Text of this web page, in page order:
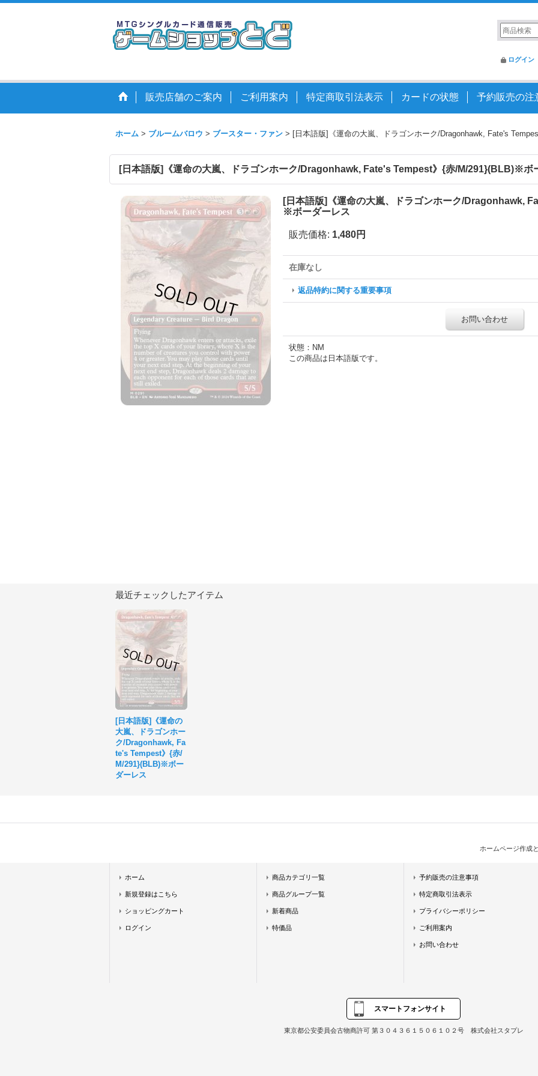
ログイン
販売店舗のご案内 ご利用案内 特定商取引法表示 カードの状態 予約販売の注
ホーム > ブルームバロウ > ブースター・ファン > [日本語版]《運命の大嵐、ドラゴンホーク/Dragonhawk, Fate's
[日本語版]《運命の大嵐、ドラゴンホーク/Dragonhawk, Fate's Tempest》{赤/M/291}(BLB)※ボ
[日本語版]《運命の大嵐、ドラゴンホーク/Dragonhawk,
※ボーダーレス
販売価格: 1,480円
在庫なし
返品特約に関する重要事項
お問い合わせ
状態：NM
この商品は日本語版です。
最近チェックしたアイテム
[日本語版]《運命の
大嵐、ドラゴンホー
ク/Dragonhawk, Fa
te's Tempest》{赤/
M/291}(BLB)※ボー
ダーレス
ホームページ作成
ホーム
新規登録はこちら
ショッピングカート
ログイン
商品カテゴリ一覧
商品グループ一覧
新着商品
特価品
予約販売の注意事項
特定商取引法表示
プライバシーポリシー
ご利用案内
お問い合わせ
スマートフォンサイト
東京都公安委員会古物商許可 第３０４３６１５０６１０２号 株式会社スタプレ